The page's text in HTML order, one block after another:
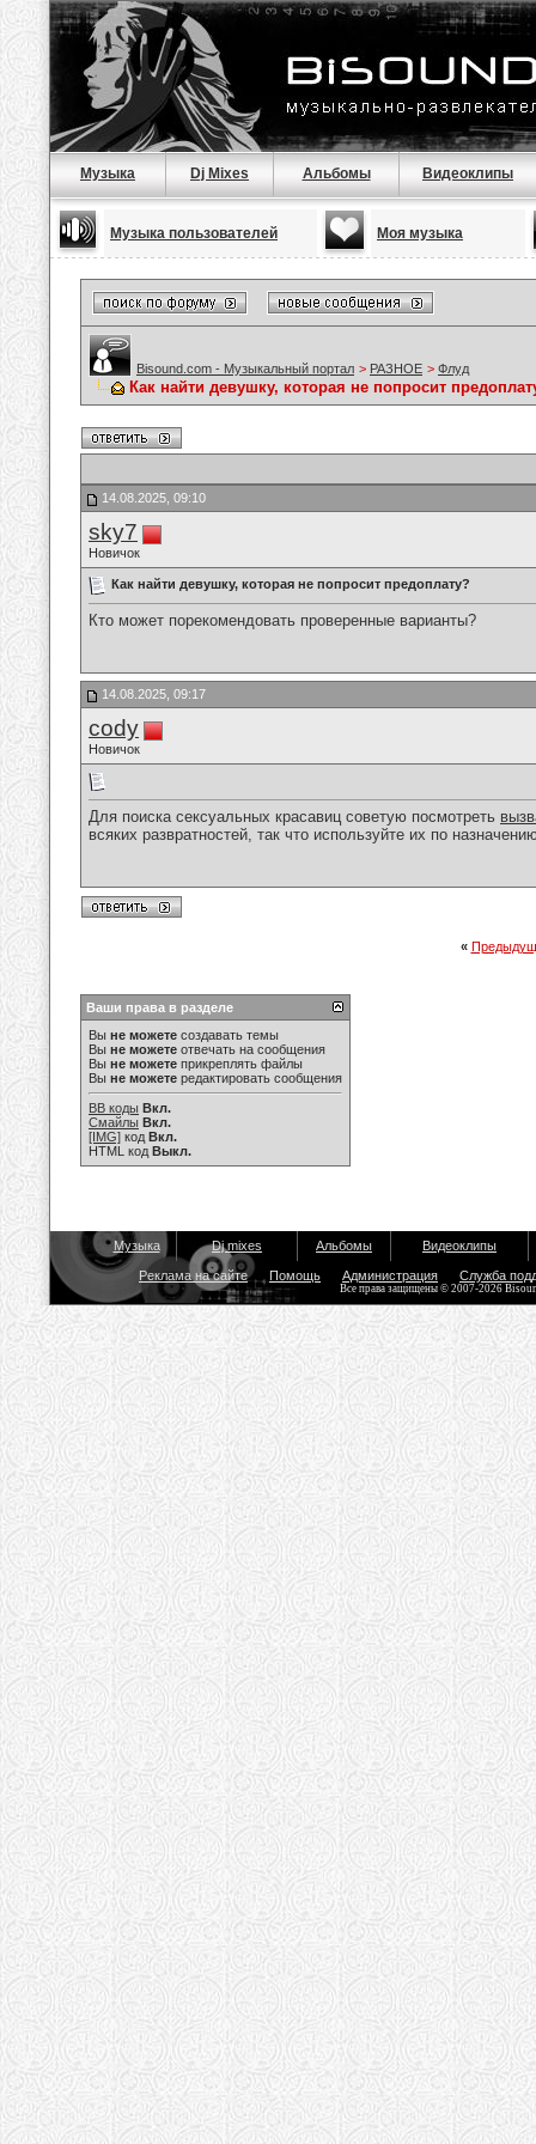
Музыка Dj Mixes Альбомы Видеоклипы
Музыка пользователей Моя музыка
Bisound.com - Музыкальный портал > РАЗНОЕ > Флуд
Как найти девушку, которая не попросит
14.08.2025, 09:10
sky7
Новичок
Как найти девушку, которая не попросит предоплату?
Кто может порекомендовать проверенные варианты?
14.08.2025, 09:17
cody
Новичок
Для поиска сексуальных красавиц советую посмотреть
всяких развратностей, так что используйте их по
«
Ваши права в разделе
Вы не можете создавать темы
Вы не можете отвечать на сообщения
Вы не можете прикреплять файлы
Вы не можете редактировать сообщения
BB коды Вкл.
Смайлы Вкл.
[IMG] код Вкл.
HTML код Выкл.
Музыка Dj mixes Альбомы Видеоклипы
Реклама на сайте Помощь Администрация Служба
Все права защищены © 2007-2026